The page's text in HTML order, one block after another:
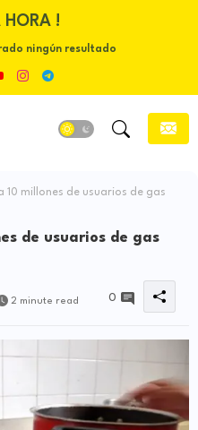
HORA !
ningún resultado
10 millones de usuarios de gas
de usuarios de gas
2 minute read 0